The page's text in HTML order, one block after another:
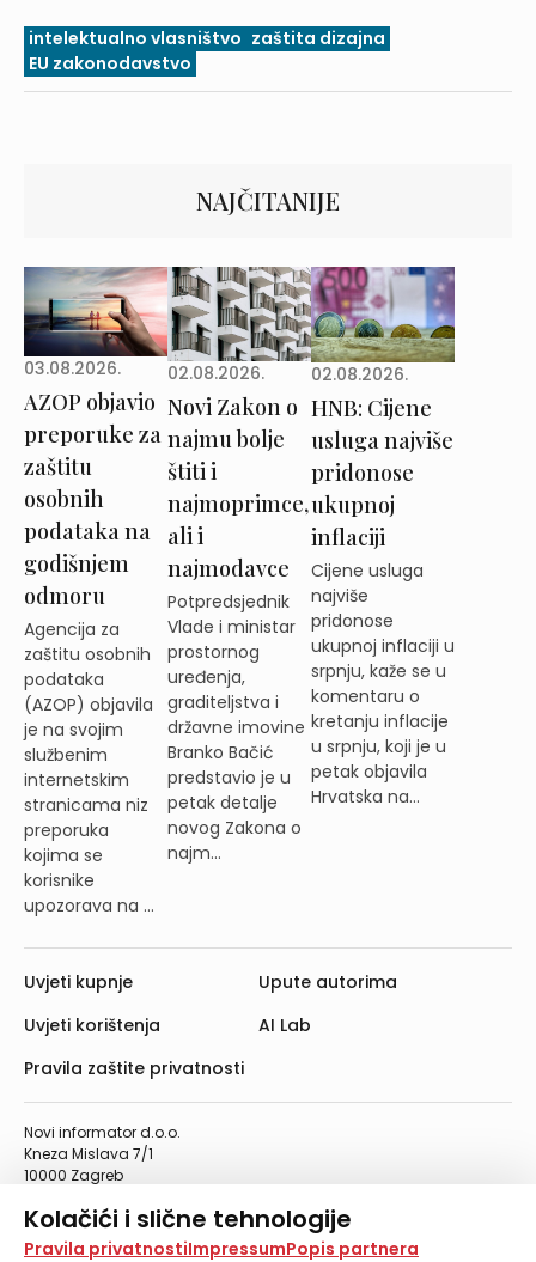
Kolačići i slične tehnologije
Na našoj web stranici koristimo kolačiće i slične
Pravila privatnostiImpressumPopis partnera
intelektualno vlasništvo zaštita dizajna
EU zakonodavstvo
NAJČITANIJE
03.08.2026.
AZOP objavio
preporuke za
zaštitu
osobnih
podataka na
godišnjem
odmoru
Agencija za
zaštitu osobnih
podataka
(AZOP) objavila
je na svojim
službenim
internetskim
stranicama niz
preporuka
kojima se
korisnike
upozorava na ...
02.08.2026.
Novi Zakon o
najmu bolje
štiti i
najmoprimce,
ali i
najmodavce
Potpredsjednik
Vlade i ministar
prostornog
uređenja,
graditeljstva i
državne imovine
Branko Bačić
predstavio je u
petak detalje
novog Zakona o
najm...
02.08.2026.
HNB: Cijene
usluga najviše
pridonose
ukupnoj
inflaciji
Cijene usluga
najviše
pridonose
ukupnoj inflaciji u
srpnju, kaže se u
komentaru o
kretanju inflacije
u srpnju, koji je u
petak objavila
Hrvatska na...
Novi informator d.o.o.
Kneza Mislava 7/1
10000 Zagreb
Telefaks: 01/4612-553
info@informator.hr
Uvjeti kupnje
Uvjeti korištenja
Pravila zaštite privatnosti
Upute autorima
AI Lab